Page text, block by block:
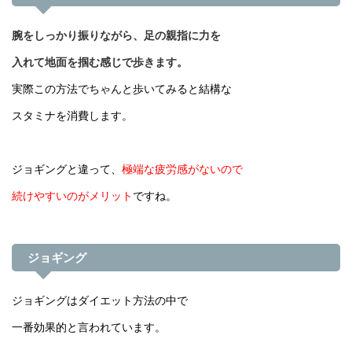
腕をしっかり振りながら、足の親指に力を
入れて地面を掴む感じで歩きます。
実際この方法でちゃんと歩いてみると結構な
スタミナを消費します。
ジョギングと違って、 極端な疲労感がないので
続けやすいのがメリット ですね。
ジョギング
ジョギングはダイエット方法の中で
一番効果的と言われています。